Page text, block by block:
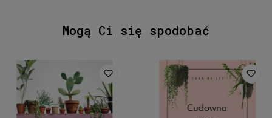
Mogą Ci się spodobać